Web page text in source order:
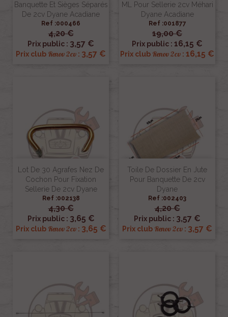
Banquette Et Sièges Séparés
De 2cv Dyane Acadiane
Ref :000466
4,20 €
Prix public : 3,57 €
Prix club Renov 2cv : 3,57 €
ML Pour Sellerie 2cv Méhari
Dyane Acadiane
Ref :001877
19,00 €
Prix public : 16,15 €
Prix club Renov 2cv : 16,15 €
Lot De 30 Agrafes Nez De
Cochon Pour Fixation
Sellerie De 2cv Dyane
Ref :002138
4,30 €
Prix public : 3,65 €
Prix club Renov 2cv: 3,65 €
Toile De Dossier En Jute
Pour Banquette De 2cv
Dyane
Ref :002403
4,20 €
Prix public : 3,57 €
Prix club Renov 2cv : 3,57 €